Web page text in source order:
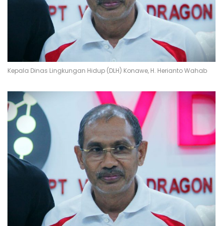
Kepala Dinas Lingkungan Hidup (DLH) Konawe, H. Herianto Wahab